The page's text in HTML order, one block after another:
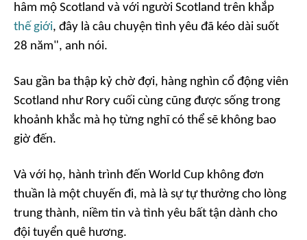
hâm mộ Scotland và với người Scotland trên khắp
thế giới, đây là câu chuyện tình yêu đã kéo dài suốt
28 năm", anh nói.
Sau gần ba thập kỷ chờ đợi, hàng nghìn cổ động viên
Scotland như Rory cuối cùng cũng được sống trong
khoảnh khắc mà họ từng nghĩ có thể sẽ không bao
giờ đến.
Và với họ, hành trình đến World Cup không đơn
thuần là một chuyến đi, mà là sự tự thưởng cho lòng
trung thành, niềm tin và tình yêu bất tận dành cho
đội tuyển quê hương.